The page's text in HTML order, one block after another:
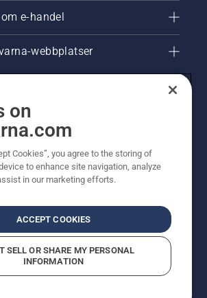
e-handel
webbplatser
(publ). All rights reserved. Priserna
cirkapriser. Alla angivna
försäljningspriser (inkl.
produkten är tillgänglig för direkt köp.
Sekretessmeddelande
Företagsinformation
on
Cookies”, you agree to the storing of
to enhance site navigation, analyze
in our marketing efforts.
ACCEPT COOKIES
SELL OR SHARE MY PERSONAL
INFORMATION